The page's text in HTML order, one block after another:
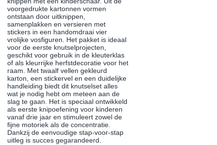
voorgedrukte kartonnen vormen
ontstaan door uitknippen,
samenplakken en versieren met
stickers in een handomdraai vier
vrolijke vosfiguren. Het pakket is ideaal
voor de eerste knutselprojecten,
geschikt voor gebruik in de kleuterklas
of als kleurrijke herfstdecoratie voor het
raam. Met twaalf vellen gekleurd
karton, een stickervel en een duidelijke
handleiding biedt dit knutselset alles
wat je nodig hebt om meteen aan de
slag te gaan. Het is speciaal ontwikkeld
als eerste knipoefening voor kinderen
vanaf drie jaar en stimuleert zowel de
fijne motoriek als de concentratie.
Dankzij de eenvoudige stap-voor-stap
uitleg is succes gegarandeerd.